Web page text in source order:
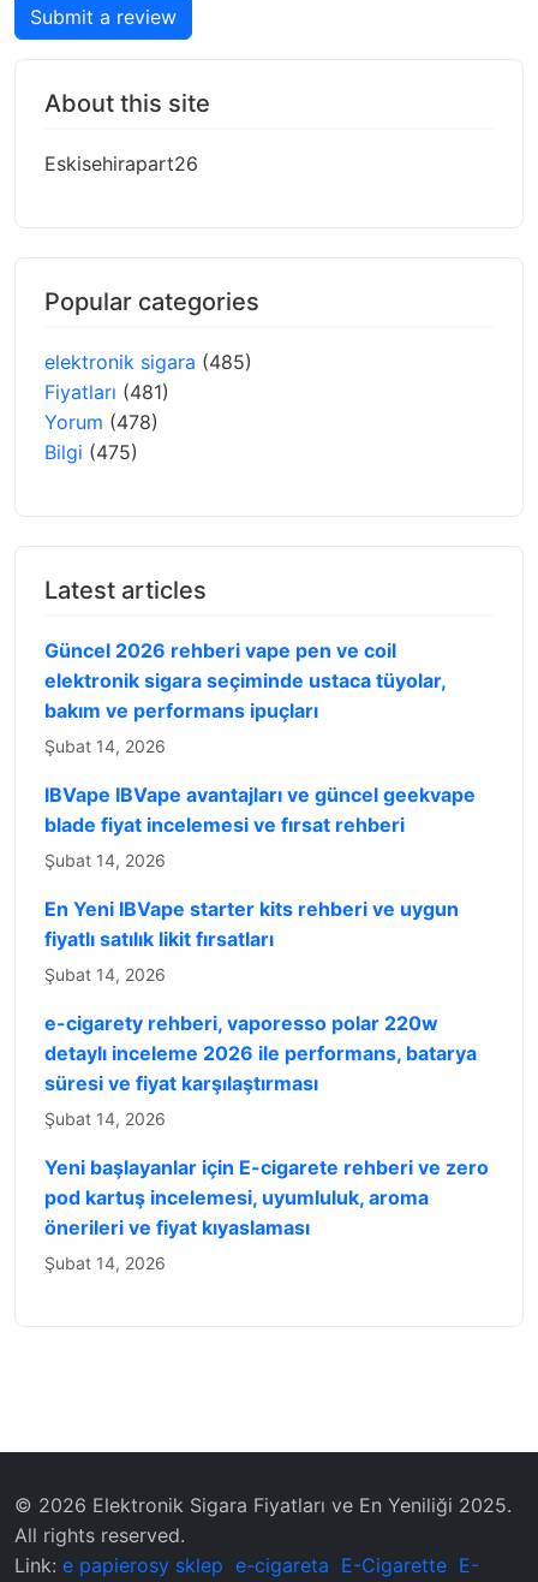
Submit a review
About this site
Eskisehirapart26
Popular categories
elektronik sigara (485)
Fiyatları (481)
Yorum (478)
Bilgi (475)
Latest articles
Güncel 2026 rehberi vape pen ve coil
elektronik sigara seçiminde ustaca tüyolar,
bakım ve performans ipuçları
Şubat 14, 2026
IBVape IBVape avantajları ve güncel geekvape
blade fiyat incelemesi ve fırsat rehberi
Şubat 14, 2026
En Yeni IBVape starter kits rehberi ve uygun
fiyatlı satılık likit fırsatları
Şubat 14, 2026
e-cigarety rehberi, vaporesso polar 220w
detaylı inceleme 2026 ile performans, batarya
süresi ve fiyat karşılaştırması
Şubat 14, 2026
Yeni başlayanlar için E-cigarete rehberi ve zero
pod kartuş incelemesi, uyumluluk, aroma
önerileri ve fiyat kıyaslaması
Şubat 14, 2026
© 2026 Elektronik Sigara Fiyatları ve En Yeniliği 2025.
All rights reserved.
Link: e papierosy sklep e-cigareta E-Cigarette E-